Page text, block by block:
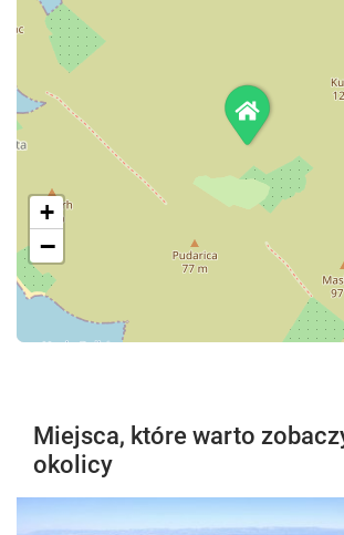
+
−
Miejsca, które warto
okolicy